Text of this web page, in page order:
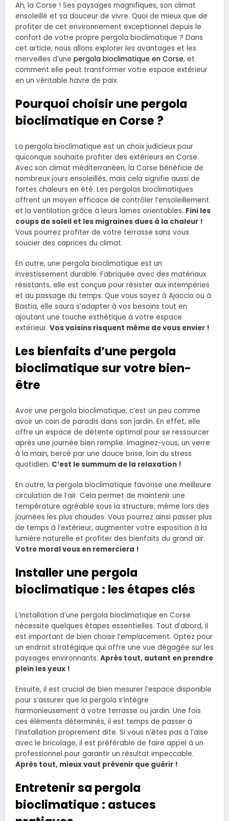
Ah, la Corse ! Ses paysages magnifiques, son climat
ensoleillé et sa douceur de vivre. Quoi de mieux que de
profiter de cet environnement exceptionnel depuis le
confort de votre propre pergola bioclimatique ? Dans
cet article, nous allons explorer les avantages et les
merveilles d’une pergola bioclimatique en Corse, et
comment elle peut transformer votre espace extérieur
en un véritable havre de paix.
Pourquoi choisir une pergola
bioclimatique en Corse ?
La pergola bioclimatique est un choix judicieux pour
quiconque souhaite profiter des extérieurs en Corse.
Avec son climat méditerranéen, la Corse bénéficie de
nombreux jours ensoleillés, mais cela signifie aussi de
fortes chaleurs en été. Les pergolas bioclimatiques
offrent un moyen efficace de contrôler l’ensoleillement
et la ventilation grâce à leurs lames orientables. Fini les
coups de soleil et les migraines dues à la chaleur !
Vous pourrez profiter de votre terrasse sans vous
soucier des caprices du climat.
En outre, une pergola bioclimatique est un
investissement durable. Fabriquée avec des matériaux
résistants, elle est conçue pour résister aux intempéries
et au passage du temps. Que vous soyez à Ajaccio ou à
Bastia, elle saura s’adapter à vos besoins tout en
ajoutant une touche esthétique à votre espace
extérieur. Vos voisins risquent même de vous envier !
Les bienfaits d’une pergola
bioclimatique sur votre bien-
être
Avoir une pergola bioclimatique, c’est un peu comme
avoir un coin de paradis dans son jardin. En effet, elle
offre un espace de détente optimal pour se ressourcer
après une journée bien remplie. Imaginez-vous, un verre
à la main, bercé par une douce brise, loin du stress
quotidien. C’est le summum de la relaxation !
En outre, la pergola bioclimatique favorise une meilleure
circulation de l’air. Cela permet de maintenir une
température agréable sous la structure, même lors des
journées les plus chaudes. Vous pourrez ainsi passer plus
de temps à l’extérieur, augmenter votre exposition à la
lumière naturelle et profiter des bienfaits du grand air.
Votre moral vous en remerciera !
Installer une pergola
bioclimatique : les étapes clés
L’installation d’une pergola bioclimatique en Corse
nécessite quelques étapes essentielles. Tout d’abord, il
est important de bien choisir l’emplacement. Optez pour
un endroit stratégique qui offre une vue dégagée sur les
paysages environnants. Après tout, autant en prendre
plein les yeux !
Ensuite, il est crucial de bien mesurer l’espace disponible
pour s’assurer que la pergola s’intègre
harmonieusement à votre terrasse ou jardin. Une fois
ces éléments déterminés, il est temps de passer à
l’installation proprement dite. Si vous n’êtes pas à l’aise
avec le bricolage, il est préférable de faire appel à un
professionnel pour garantir un résultat impeccable.
Après tout, mieux vaut prévenir que guérir !
Entretenir sa pergola
bioclimatique : astuces